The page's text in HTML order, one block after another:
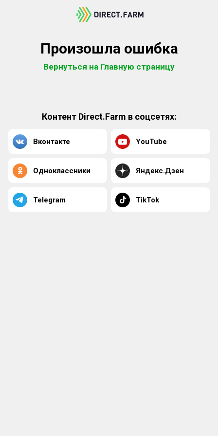
Произошла ошибка
Вернуться на Главную страницу
Контент Direct.Farm в соцсетях:
Вконтакте YouTube
Одноклассники Яндекс.Дзен
Telegram TikTok